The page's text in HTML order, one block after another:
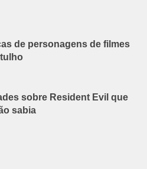
de personagens de filmes
sobre Resident Evil que
sabia